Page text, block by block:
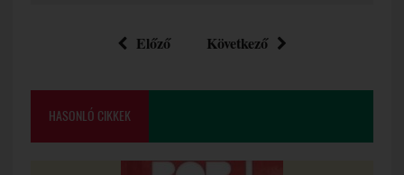
Előző Következő
HASONLÓ CIKKEK